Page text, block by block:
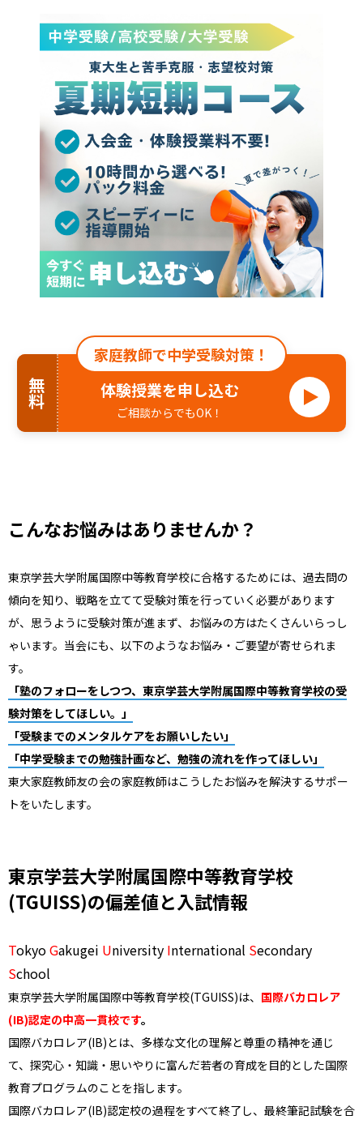
家庭教師で中学受験対策！
無料 体験授業を申し込む
ご相談からでもOK！
こんなお悩みはありませんか？
東京学芸大学附属国際中等教育学校に合格するためには、過去問の
傾向を知り、戦略を立てて受験対策を行っていく必要があります
が、思うように受験対策が進まず、お悩みの方はたくさんいらっし
ゃいます。当会にも、以下のようなお悩み・ご要望が寄せられま
す。
「塾のフォローをしつつ、東京学芸大学附属国際中等教育学校の受
験対策をしてほしい。」
「受験までのメンタルケアをお願いしたい」
「中学受験までの勉強計画など、勉強の流れを作ってほしい」
東大家庭教師友の会の家庭教師はこうしたお悩みを解決するサポー
トをいたします。
東京学芸大学附属国際中等教育学校
(TGUISS)の偏差値と入試情報
TokyoGakugei University International Secondary
School
東京学芸大学附属国際中等教育学校(TGUISS)は、 国際バカロレア
(IB)認定の中高一貫校です。
国際バカロレア(IB)とは、多様な文化の理解と尊重の精神を通じ
て、探究心・知識・思いやりに富んだ若者の育成を目的とした国際
教育プログラムのことを指します。
国際バカロレア(IB)認定校の過程をすべて終了し、最終筆記試験を合